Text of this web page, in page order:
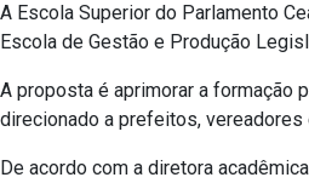
A Escola Superior do Parlamento
Escola de Gestão e Produção
A proposta é aprimorar a formação
direcionado a prefeitos,
De acordo com a diretora